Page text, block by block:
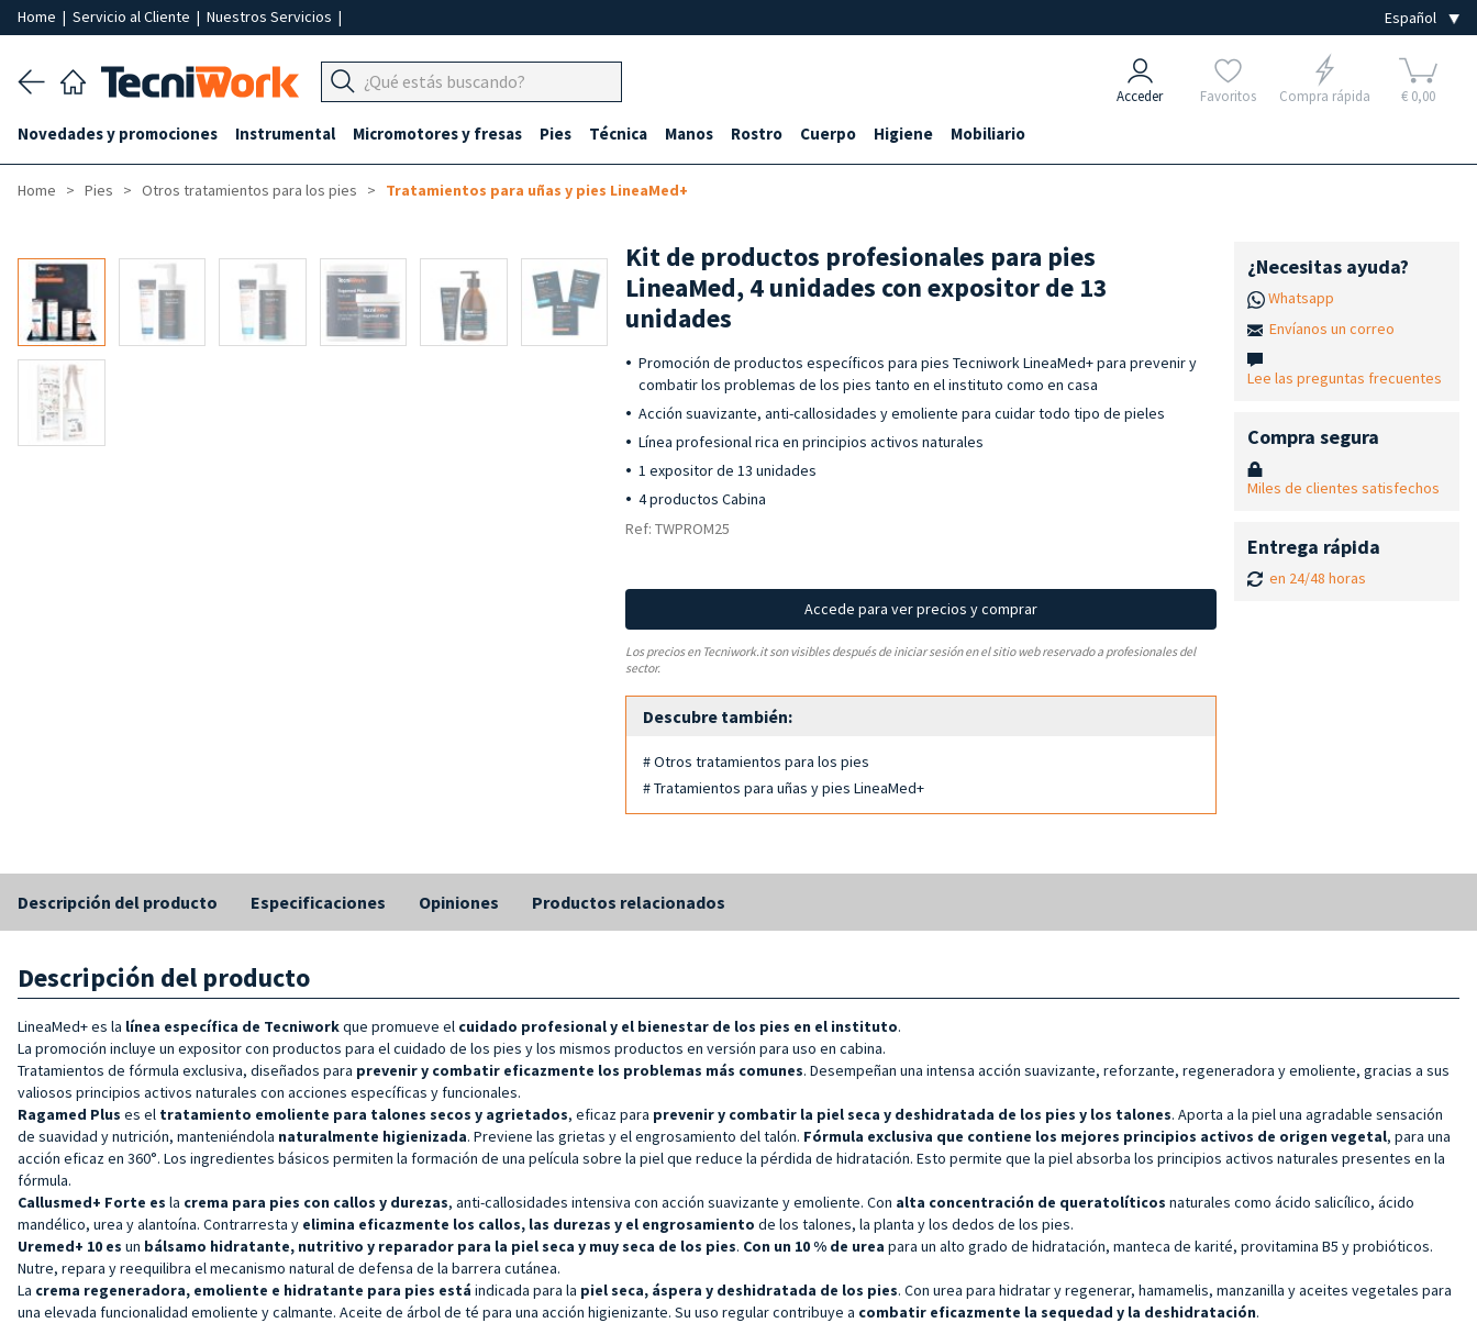
Home | Servicio al Cliente | Nuestros Servicios |
Acceder Favoritos Compra rápida € 0,00
Novedades y promociones Instrumental Micromotores y fresas Pies Técnica Manos Rostro Cuerpo Higiene Mobiliario
Home Pies Otros tratamientos para los pies Tratamientos para uñas y pies LineaMed+
-25%
Kit de productos profesionales para pies
LineaMed, 4 unidades con expositor de 13
unidades
Promoción de productos específicos para pies Tecniwork LineaMed+ para prevenir y
combatir los problemas de los pies tanto en el instituto como en casa
Acción suavizante, anti-callosidades y emoliente para cuidar todo tipo de pieles
Línea profesional rica en principios activos naturales
1 expositor de 13 unidades
4 productos Cabina
Ref: TWPROM25
Accede para ver precios y comprar
Los precios en Tecniwork.it son visibles después de iniciar sesión en el sitio web reservado a profesionales del
sector.
Descubre también:
# Otros tratamientos para los pies
# Tratamientos para uñas y pies LineaMed+
¿Necesitas ayuda?
Whatsapp
Envíanos un correo
Lee las preguntas frecuentes
Compra segura
Miles de clientes satisfechos
Entrega rápida
en 24/48 horas
Descripción del producto Especificaciones Opiniones Productos relacionados
Descripción del producto
LineaMed+ es la línea específica de Tecniworkque promueve el cuidado profesional y el bienestar de los pies en el instituto.
La promoción incluye un expositor con productos para el cuidado de los pies y los mismos productos en versión para uso en cabina.
Tratamientos de fórmula exclusiva, diseñados para prevenir y combatir eficazmente los problemas más comunes. Desempeñan una intensa acción suavizante, reforzante, regeneradora y emoliente, gracias a sus
valiosos principios activos naturales con acciones específicas y funcionales.
Ragamed Plus es el tratamiento emoliente para talones secos y agrietados, eficaz para prevenir y combatir la piel seca y deshidratada de los pies y los talones. Aporta a la piel una agradable sensación
de suavidad y nutrición, manteniéndola naturalmente higienizada. Previene las grietas y el engrosamiento del talón. Fórmula exclusiva que contiene los mejores principios activos de origen vegetal, para una
acción eficaz en 360°. Los ingredientes básicos permiten la formación de una película sobre la piel que reduce la pérdida de hidratación. Esto permite que la piel absorba los principios activos naturales presentes en la
fórmula.
Callusmed+ Forte es la crema para pies con callos y durezas, anti-callosidades intensiva con acción suavizante y emoliente. Con alta concentración de queratolíticos naturales como ácido salicílico, ácido
mandélico, urea y alantoína. Contrarresta y elimina eficazmente los callos, las durezas y el engrosamiento de los talones, la planta y los dedos de los pies.
Uremed+ 10 es un bálsamo hidratante, nutritivo y reparador para la piel seca y muy seca de los pies. Con un 10 % de urea para un alto grado de hidratación, manteca de karité, provitamina B5 y probióticos.
Nutre, repara y reequilibra el mecanismo natural de defensa de la barrera cutánea.
La crema regeneradora, emoliente e hidratante para pies está indicada para la piel seca, áspera y deshidratada de los pies. Con urea para hidratar y regenerar, hamamelis, manzanilla y aceites vegetales para
una elevada funcionalidad emoliente y calmante. Aceite de árbol de té para una acción higienizante. Su uso regular contribuye a combatir eficazmente la sequedad y la deshidratación.